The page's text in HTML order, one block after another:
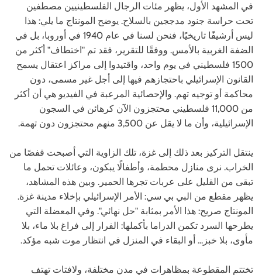
في المشهد الأول، يظهر مئات الرجال الفلسطينيين مصطفين
تحت حراسة جنود مدججين بالسلاح. يوضح المونتاج ما يلي: هذا
ليس أرشيفًا تاريخيًا، فنحن لسنا في عام 1940 في أوروبا، بل في
الضفة الغربية بالأمس. ووفقًا للتقرير، فقد تم "اختطاف" أكثر من
1500 فلسطيني في يوم واحد، واقتيدوا إلى مراكز اعتقال يسمح
القانون الإسرائيلي باحتجازهم فيها إلى أجل غير مسمى، دون
محاكمة أو توجيه تهم. والإحصائية المرعبة في الفيديو هي أن أكثر
من 11,000 فلسطيني محتجزون الآن كرهائن في السجون
الإسرائيلية، وأن ما لا يقل عن 3,500 منهم محتجزون دون تهمة.
ينتقل التركيز بعد ذلك إلى غزة، تلك الزاوية التي أصبحت قفصًا من
الخراب. نرى منازل محطمة، وأطفالًا يبكون، وعائلات تحمل ما
تبقى من القليل على عربات تجرها الحمير. وبين هذه المشاهد،
يظهر مقطع من البي بي سي: الأمر الإسرائيلي بإخلاء مدينة غزة.
المونتاج صريح: هذا الأمر بمثابة "حل نهائي". وفي المعضلة التي
يطرحها السرد تكمن الدراما بأكملها: الفرار إلى فراغ بلا ماء، بلا
مأوى، بلا خبز... أو البقاء في المنزل في انتظار موت شبه مؤكد.
تختتم المقطوعة بمظاهرات في مدن مختلفة، ولافتات تهتف